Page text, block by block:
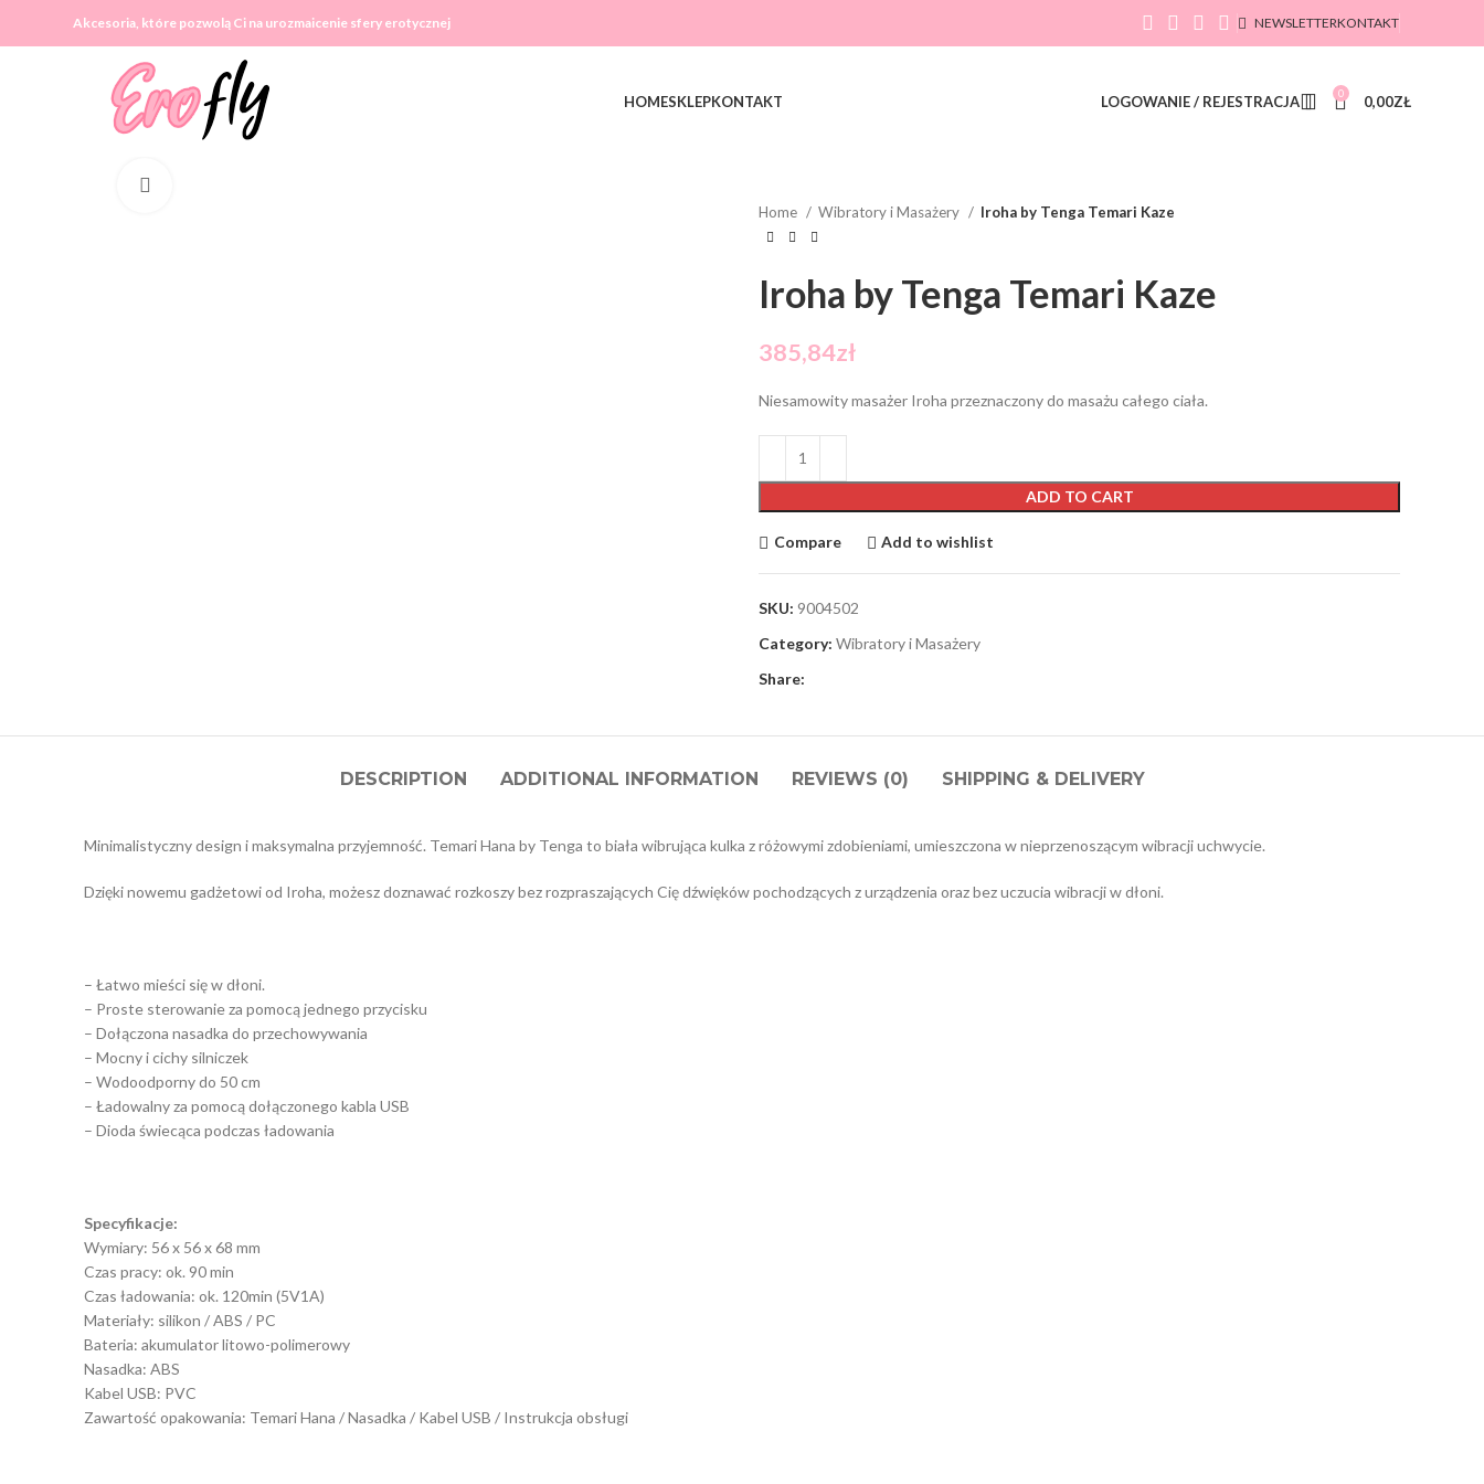
Akcesoria, które pozwolą Ci na urozmaicenie sfery erotycznej NEWSLETTERKONTAKT
HOMESKLEPKONTAKT LOGOWANIE / REJESTRACJA 0 0,00ZŁ
Home
Wibratory i Masażery Iroha by Tenga Temari Kaze
Iroha by Tenga Temari Kaze
385,84zł
Niesamowity masażer Iroha przeznaczony do masażu całego ciała.
ADD TO CART
Compare Add to wishlist
SKU: 9004502
Category: Wibratory i Masażery
Share:
DESCRIPTION ADDITIONAL INFORMATION REVIEWS (0) SHIPPING & DELIVERY
Minimalistyczny design i maksymalna przyjemność. Temari Hana by Tenga to biała wibrująca kulka z różowymi zdobieniami, umieszczona w nieprzenoszącym wibracji uchwycie.
Dzięki nowemu gadżetowi od Iroha, możesz doznawać rozkoszy bez rozpraszających Cię dźwięków pochodzących z urządzenia oraz bez uczucia wibracji w dłoni.
– Łatwo mieści się w dłoni.
– Proste sterowanie za pomocą jednego przycisku
– Dołączona nasadka do przechowywania
– Mocny i cichy silniczek
– Wodoodporny do 50 cm
– Ładowalny za pomocą dołączonego kabla USB
– Dioda świecąca podczas ładowania
Specyfikacje:
Wymiary: 56 x 56 x 68 mm
Czas pracy: ok. 90 min
Czas ładowania: ok. 120min (5V1A)
Materiały: silikon / ABS / PC
Bateria: akumulator litowo-polimerowy
Nasadka: ABS
Kabel USB: PVC
Zawartość opakowania: Temari Hana / Nasadka / Kabel USB / Instrukcja obsługi